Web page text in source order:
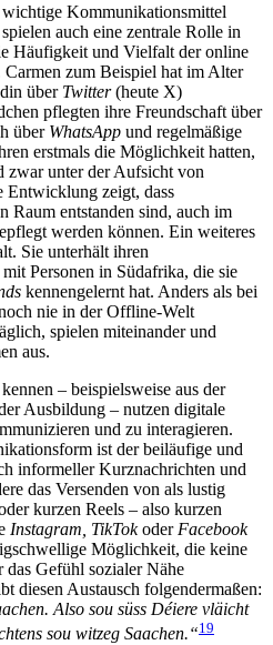
Kommunikationsmittel
auch eine zentrale Rolle in
Häufigkeit und Vielfalt der online
Carmen zum Beispiel hat im Alter
über Twitter(heute X)
pflegten ihre Freundschaft über
über WhatsApp und regelmäßige
erstmals die Möglichkeit hatten,
zwar unter der Aufsicht von
Entwicklung zeigt, dass
Raum entstanden sind, auch im
werden können. Ein weiteres
Sie unterhält ihren
Personen in Südafrika, die sie
kennengelernt hat. Anders als bei
nie in der Offline-Welt
spielen miteinander und
aus.
– beispielsweise aus der
Ausbildung – nutzen digitale
und zu interagieren.
ist der beiläufige und
informeller Kurznachrichten und
das Versenden von als lustig
kurzen Reels – also kurzen
Instagram, TikTokoder Facebook
Möglichkeit, die keine
das Gefühl sozialer Nähe
diesen Austausch folgendermaßen:
Also sou süss Déiere vläicht
sou witzeg Saachen.“19